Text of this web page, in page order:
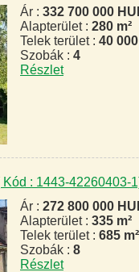
Ár : 332 700 000
Alapterület : 280 m²
Telek terület : 40 000
Szobák : 4
Részlet
Kód : 1443-42260403-
Ár : 272 800 000
Alapterület : 335 m²
Telek terület : 685 m²
Szobák : 8
Részlet